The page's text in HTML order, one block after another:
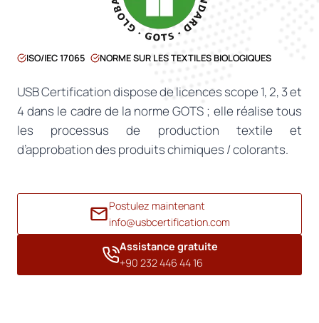
ISO/IEC 17065 NORME SUR LES TEXTILES BIOLOGIQUES
USB Certification dispose de licences scope 1, 2, 3 et
4 dans le cadre de la norme GOTS ; elle réalise tous
les processus de production textile et
d’approbation des produits chimiques / colorants.
Postulez maintenant
info@usbcertification.com
Assistance gratuite
+90 232 446 44 16